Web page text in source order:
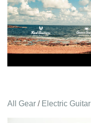
All Gear / Electric Guitar